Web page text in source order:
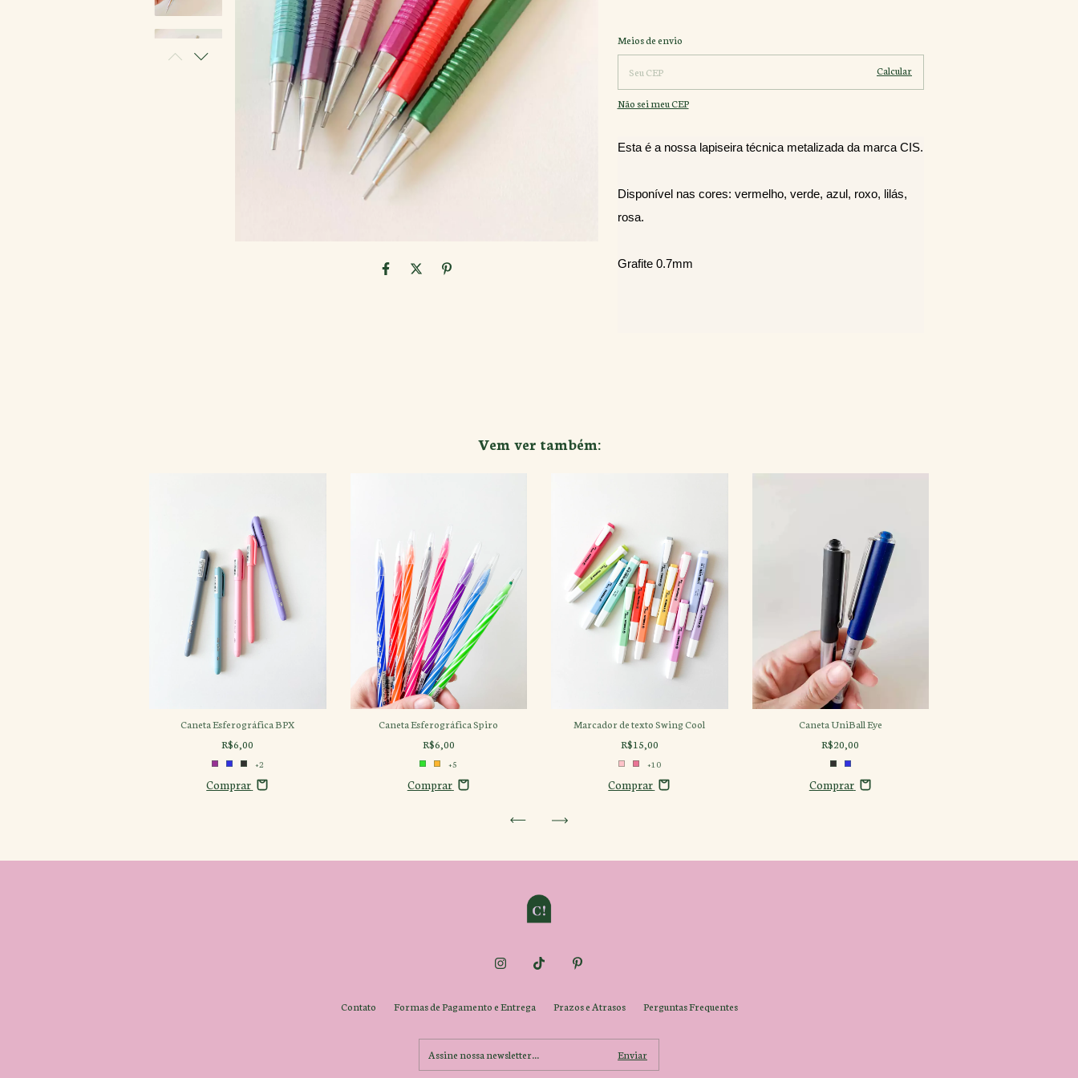
Entregas para o CEP:
Meios de envio
Calcular
Não sei meu CEP
Esta é a nossa lapiseira técnica metalizada da marca CIS.
Disponível nas cores: vermelho, verde, azul, roxo, lilás,
rosa.
Grafite 0.7mm
Vem ver também:
Caneta Esferográfica BPX
R$6,00
+2
Comprar
Caneta Esferográfica Spiro
R$6,00
+5
Comprar
Marcador de texto Swing Cool
R$15,00
+10
Comprar
Caneta UniBall Eye
R$20,00
Comprar
Contato Formas de Pagamento e Entrega Prazos e Atrasos Perguntas Frequentes